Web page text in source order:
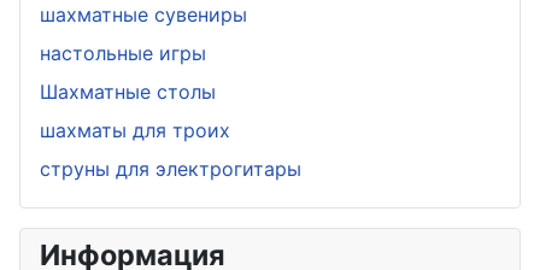
шахматные сувениры
настольные игры
Шахматные столы
шахматы для троих
струны для электрогитары
Информация